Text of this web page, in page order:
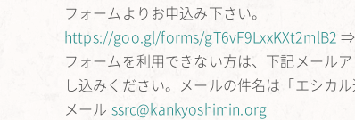
フォームよりお申込み下さい。
https://goo.gl/forms/gT6vF9LxxKXt2mlB2 ⇒
フォームを利用できない方は、下記メール
し込みください。メールの件名は「エシカ
メール ssrc@kankyoshimin.org